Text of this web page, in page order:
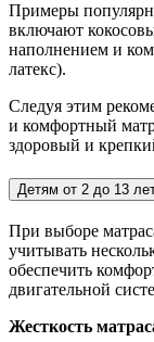
Примеры
включают
наполнением и
латекс).
Следуя этим
и комфортный
здоровый и
Детям от 2 до 13
При выборе
учитывать
обеспечить
двигательной
Жесткость